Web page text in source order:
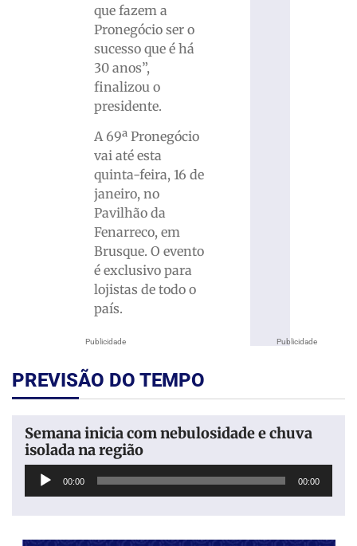
Publicidade
que fazem a
Pronegócio ser o
sucesso que é há
30 anos”,
finalizou o
presidente.
A 69ª Pronegócio
vai até esta
quinta-feira, 16 de
janeiro, no
Pavilhão da
Fenarreco, em
Brusque. O evento
é exclusivo para
lojistas de todo o
país.
Publicidade
PREVISÃO DO TEMPO
Semana inicia com nebulosidade e chuva
isolada na região
Tocador
00:00 00:00